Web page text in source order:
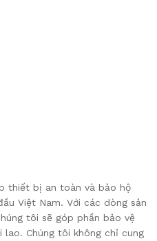
thiết bị an toàn và bảo hộ
Việt Nam. Với các dòng sản
tôi sẽ góp phần bảo vệ
lao. Chúng tôi không chỉ cung